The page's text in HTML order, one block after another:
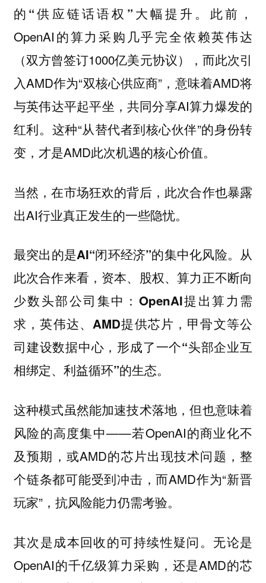
的“供应链话语权”大幅提升。 此前，
OpenAI的算力采购几乎完全依赖英伟达
（双方曾签订1000亿美元协议），而此次引
入AMD作为“双核心供应商”，意味着AMD将
与英伟达平起平坐，共同分享AI算力爆发的
红利。这种“从替代者到核心伙伴”的身份转
变，才是AMD此次机遇的核心价值。
当然，在市场狂欢的背后，此次合作也暴露
出AI行业真正发生的一些隐忧。
最突出的是AI“闭环经济”的集中化风险。从
此次合作来看，资本、股权、算力正不断向
少数头部公司集中：OpenAI提出算力需
求，英伟达、AMD提供芯片，甲骨文等公
司建设数据中心，形成了一个“头部企业互
相绑定、利益循环”的生态。
这种模式虽然能加速技术落地，但也意味着
风险的高度集中——若OpenAI的商业化不
及预期，或AMD的芯片出现技术问题，整
个链条都可能受到冲击，而AMD作为“新晋
玩家”，抗风险能力仍需考验。
其次是成本回收的可持续性疑问。无论是
OpenAI的千亿级算力采购，还是AMD的芯